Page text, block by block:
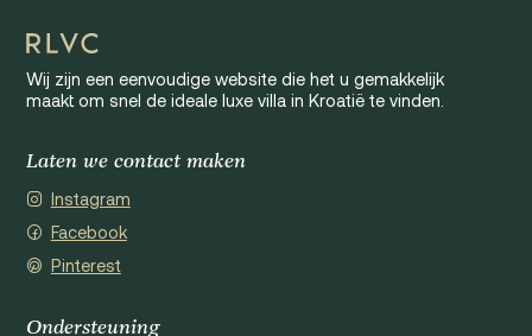
Wij zijn een eenvoudige website die het u gemakkelijk
maakt om snel de ideale luxe villa in Kroatië te vinden.
Laten we contact maken
Instagram
Facebook
Pinterest
Ondersteuning